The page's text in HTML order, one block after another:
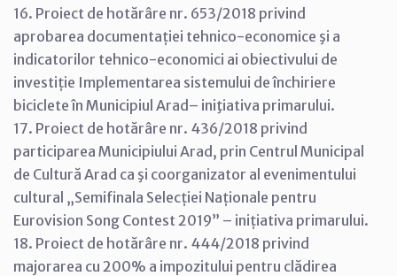
16. Proiect de hotărâre nr. 653/2018 privind
aprobarea documentației tehnico-economice şi a
indicatorilor tehnico-economici ai obiectivului de
investiție Implementarea sistemului de închiriere
biciclete în Municipiul Arad– iniţiativa primarului.
17. Proiect de hotărâre nr. 436/2018 privind
participarea Municipiului Arad, prin Centrul Municipal
de Cultură Arad ca şi coorganizator al evenimentului
cultural „Semifinala Selecției Naționale pentru
Eurovision Song Contest 2019” – inițiativa primarului.
18. Proiect de hotărâre nr. 444/2018 privind
majorarea cu 200% a impozitului pentru clădirea